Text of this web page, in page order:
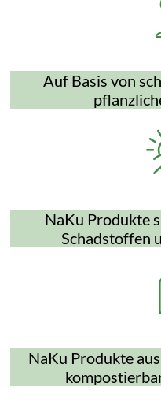
Auf Basis von
NaKu Produkte
Schadstoffen
NaKu Produkte